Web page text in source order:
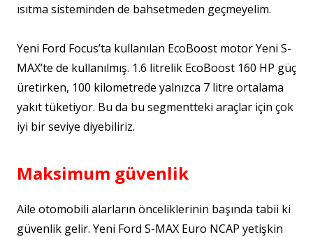
ısıtma sisteminden de bahsetmeden geçmeyelim.
Yeni Ford Focus’ta kullanılan EcoBoost motor Yeni S-
MAX’te de kullanılmış. 1.6 litrelik EcoBoost 160 HP güç
üretirken, 100 kilometrede yalnızca 7 litre ortalama
yakıt tüketiyor. Bu da bu segmentteki araçlar için çok
iyi bir seviye diyebiliriz.
Maksimum güvenlik
Aile otomobili alarların önceliklerinin başında tabii ki
güvenlik gelir. Yeni Ford S-MAX Euro NCAP yetişkin